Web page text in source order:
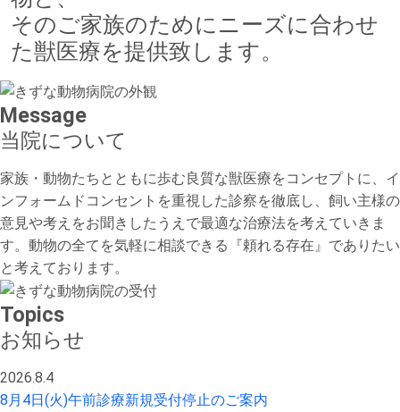
そのご家族のためにニーズに合わせ
た獣医療を提供致します。
Message
当院について
家族・動物たちとともに歩む良質な獣医療をコンセプトに、イ
ンフォームドコンセントを重視した診察を徹底し、飼い主様の
意見や考えをお聞きしたうえで最適な治療法を考えていきま
す。動物の全てを気軽に相談できる『頼れる存在』でありたい
と考えております。
Topics
お知らせ
2026.8.4
8月4日(火)午前診療新規受付停止のご案内